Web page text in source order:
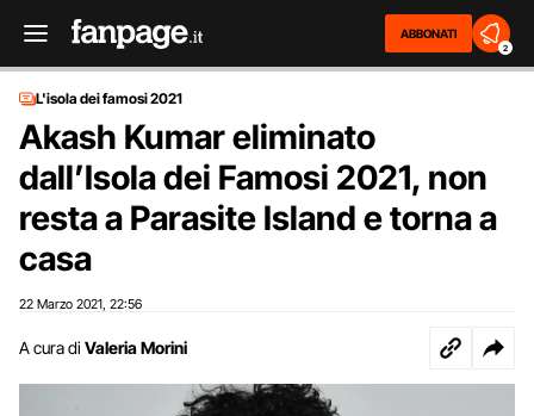
ABBONATI
2
L'isola dei famosi 2021
Akash Kumar eliminato
dall’Isola dei Famosi 2021, non
resta a Parasite Island e torna a
casa
22 Marzo 2021 22:56
A cura di Valeria Morini